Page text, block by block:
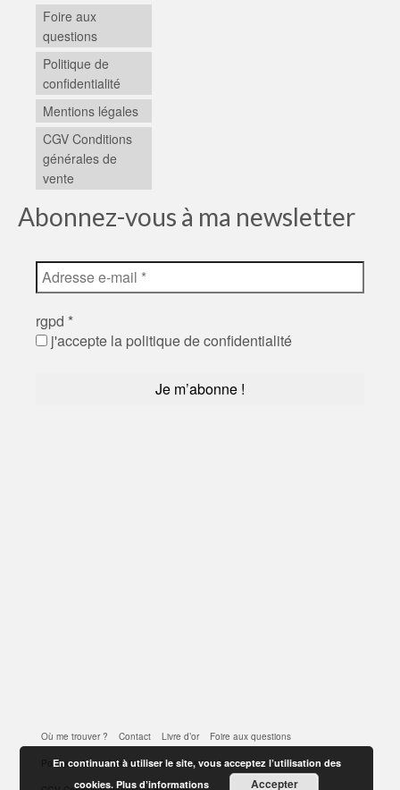
Foire aux
questions
Politique de
confidentialité
Mentions légales
CGV Conditions
générales de
vente
Abonnez-vous à ma newsletter
rgpd *
j'accepte la politique de confidentialité
Où me trouver ? Contact Livre d’or Foire aux questions
Politique de confidentialité Mentions légales
En continuant à utiliser le site, vous acceptez l’utilisation des
cookies.Plus d’informations Accepter